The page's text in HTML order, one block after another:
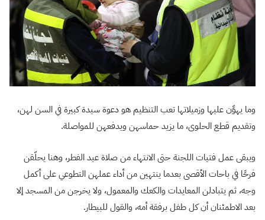
وما يهوِّن عليها وزميلاتها تعب التنظيم هو دعوة سيدة كبيرة في السن لهن،
وتقديم قطع الحلوى، ما يزيد حماسهن ويدفعهن للمواصلة.
ويبقى عمل فتيات اللجنة حتى الانتهاء من صلاة عيد الفطر، وهنا يحلّقن
فرحًا في باحات الأقصى بعدما ينتهين من أداء عملهن التطوعي على أكمل
وجه، ثم يتبادلن المعايدات والكعك والمعمول، ولا يخرجن من المسجد إلا
بعد الاطمئنان أن كل طفل برفقة أمه، والقول للبيطار.